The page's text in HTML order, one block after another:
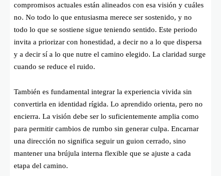
compromisos actuales están alineados con esa visión y cuáles
no. No todo lo que entusiasma merece ser sostenido, y no
todo lo que se sostiene sigue teniendo sentido. Este periodo
invita a priorizar con honestidad, a decir no a lo que dispersa
y a decir sí a lo que nutre el camino elegido. La claridad surge
cuando se reduce el ruido.
También es fundamental integrar la experiencia vivida sin
convertirla en identidad rígida. Lo aprendido orienta, pero no
encierra. La visión debe ser lo suficientemente amplia como
para permitir cambios de rumbo sin generar culpa. Encarnar
una dirección no significa seguir un guion cerrado, sino
mantener una brújula interna flexible que se ajuste a cada
etapa del camino.